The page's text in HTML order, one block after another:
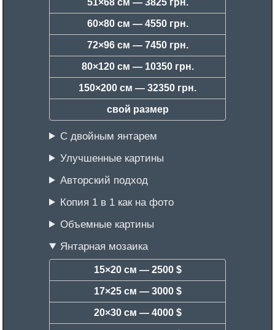
60×80 см — 4550 грн.
72×96 см — 7450 грн.
80×120 см — 10350 грн.
150×200 см — 32350 грн.
свой размер
С двойным янтарем
Улучшенные картины
Авторский подход
Копия 1 в 1 как на фото
Объемные картины
Янтарная мозаика
15×20 см — 2500 $
17×25 см — 3000 $
20×30 см — 4000 $